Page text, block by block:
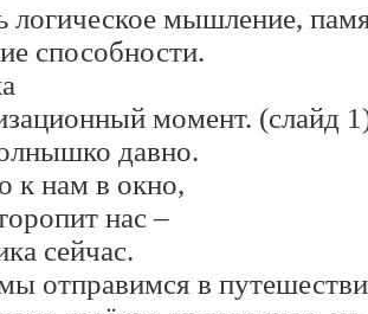
логическое мышление,
способности.
момент. (слайд
давно.
к нам в окно,
нас –
сейчас.
отправимся в